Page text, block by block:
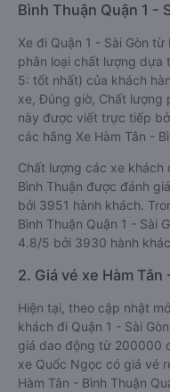
Bình Thuận Quận 1 -
Xe đi Quận 1 - Sài Gòn
phân loại chất lượng dựa
5: tốt nhất) của khách
xe, Đúng giờ, Chất lượng
này được viết trực tiếp
các hãng Xe Hàm Tân -
Chất lượng các xe khách
Bình Thuận được đánh
bởi 3951 hành khách.
Bình Thuận Quận 1 - Sài
4.8/5 bởi 3930 hành
2. Giá vé xe Hàm
Hiện tại, theo cập nhật
khách đi Quận 1 - Sài
giá dao động từ 200000
xe Quốc Ngọc có giá vé
Hàm Tân - Bình Thuận